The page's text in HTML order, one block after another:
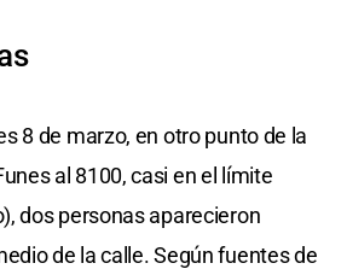
8 de marzo, en otro punto de la
al 8100, casi en el límite
dos personas aparecieron
de la calle. Según fuentes de